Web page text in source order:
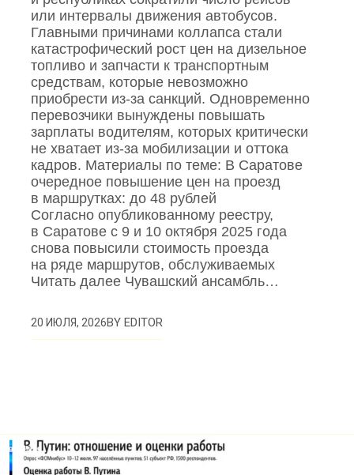
или интервалы движения автобусов.
Главными причинами коллапса стали
катастрофический рост цен на дизельное
топливо и запчасти к транспортным
средствам, которые невозможно
приобрести из‑за санкций. Одновременно
перевозчики вынуждены повышать
зарплаты водителям, которых критически
не хватает из‑за мобилизации и оттока
кадров. Материалы по теме: В Саратове
очередное повышение цен на проезд
в маршрутках: до 48 рублей
Согласно опубликованному реестру,
в Саратове с 9 и 10 октября 2025 года
снова повысили стоимость проезда
на ряде маршрутов, обслуживаемых
Читать далее Чувашский ансамбль…
20 ИЮЛЯ, 2026BYEDITOR